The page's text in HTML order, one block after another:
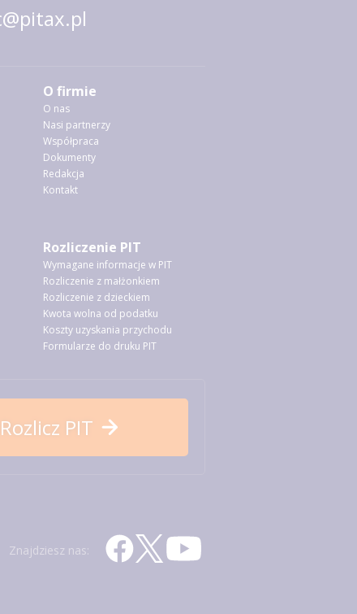
O firmie
O nas
Nasi partnerzy
Współpraca
Dokumenty
Redakcja
Kontakt
Rozliczenie PIT
Wymagane informacje w PIT
Rozliczenie z małżonkiem
Rozliczenie z dzieckiem
Kwota wolna od podatku
Koszty uzyskania przychodu
Formularze do druku PIT
Rozlicz PIT
Znajdziesz nas: